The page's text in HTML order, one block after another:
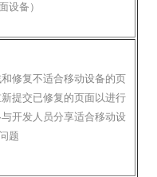
设备）
和修复不适合移动设备的页
新提交已修复的页面以进行
与开发人员分享适合移动设
题